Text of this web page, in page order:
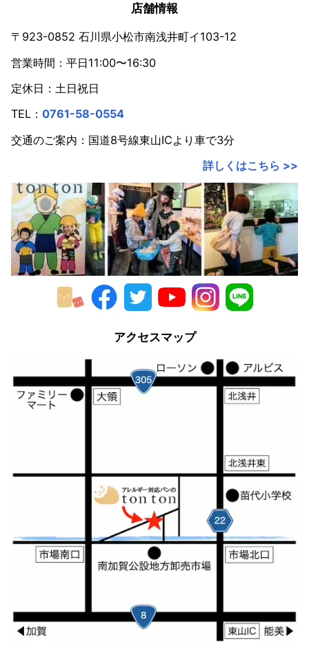
店舗情報
〒923-0852 石川県小松市南浅井町イ103-12
営業時間：平日11:00〜16:30
定休日：土日祝日
TEL： 0761-58-0554
交通のご案内：国道8号線東山ICより車で3分
詳しくはこちら >>
アクセスマップ